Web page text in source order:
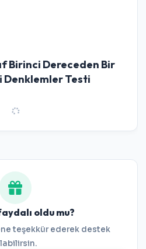
Birinci Dereceden Bir
Denklemler Testi
oldu mu?
teşekkür ederek destek